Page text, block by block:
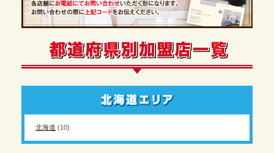
北海道 (10)